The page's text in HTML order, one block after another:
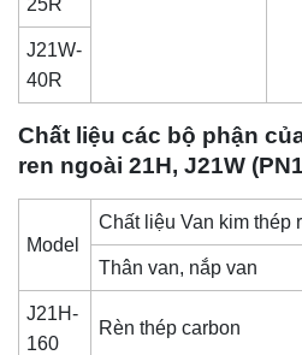
25R
J21W-
40R
Chất liệu các bộ phận
ren ngoài 21H, J21W
Model
Chất liệu Van kim thép
Thân van, nắp van
J21H-
160
Rèn thép carbon